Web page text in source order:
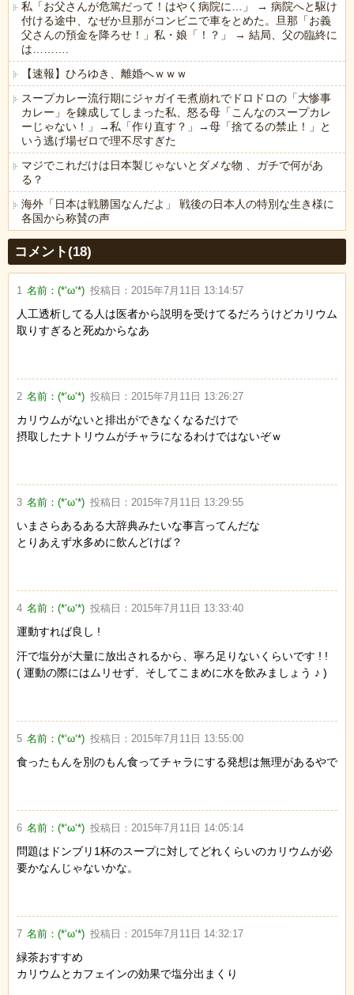
私「お父さんが危篤だって！はやく病院に…」 → 病院へと駆け
付ける途中、なぜか旦那がコンビニで車をとめた。旦那「お義
父さんの預金を降ろせ！」私・娘「！？」 → 結局、父の臨終に
は……….
【速報】ひろゆき、離婚へｗｗｗ
スープカレー流行期にジャガイモ煮崩れでドロドロの「大惨事
カレー」を錬成してしまった私、怒る母「こんなのスープカレ
ーじゃない！」→私「作り直す？」→母「捨てるの禁止！」と
いう逃げ場ゼロで理不尽すぎた
マジでこれだけは日本製じゃないとダメな物 、ガチで何があ
る？
海外「日本は戦勝国なんだよ」 戦後の日本人の特別な生き様に
各国から称賛の声
Powered by livedoor 相互RSS
コメント(18)
1 名前：(*‘ω‘*) 投稿日： 2015年7月11日 13:14:57
人工透析してる人は医者から説明を受けてるだろうけどカリウム
取りすぎると死ぬからなあ
2 名前：(*‘ω‘*) 投稿日： 2015年7月11日 13:26:27
カリウムがないと排出ができなくなるだけで
摂取したナトリウムがチャラになるわけではないぞｗ
3 名前：(*‘ω‘*) 投稿日： 2015年7月11日 13:29:55
いまさらあるある大辞典みたいな事言ってんだな
とりあえず水多めに飲んどけば？
4 名前：(*‘ω‘*) 投稿日： 2015年7月11日 13:33:40
運動すれば良し !
汗で塩分が大量に放出されるから、寧ろ足りないくらいです ! !
( 運動の際にはムリせず、そしてこまめに水を飲みましょう ♪ )
5 名前：(*‘ω‘*) 投稿日： 2015年7月11日 13:55:00
食ったもんを別のもん食ってチャラにする発想は無理があるやで
6 名前：(*‘ω‘*) 投稿日： 2015年7月11日 14:05:14
問題はドンブリ1杯のスープに対してどれくらいのカリウムが必
要かなんじゃないかな。
7 名前：(*‘ω‘*) 投稿日： 2015年7月11日 14:32:17
緑茶おすすめ
カリウムとカフェインの効果で塩分出まくり